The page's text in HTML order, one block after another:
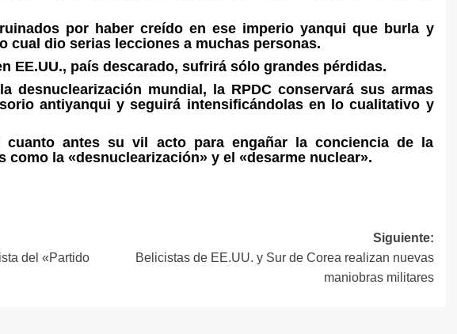
por haber creído en ese imperio yanqui que burla y
cual dio serias lecciones a muchas personas.
EE.UU., país descarado, sufrirá sólo grandes pérdidas.
mundial, la RPDC conservará sus armas
antiyanqui y seguirá intensificándolas en lo cualitativo y
antes su vil acto para engañar la conciencia de la
como la «desnuclearización» y el «desarme nuclear».
del «Partido
Siguiente:
Belicistas de EE.UU. y Sur de Corea realizan nuevas
maniobras militares